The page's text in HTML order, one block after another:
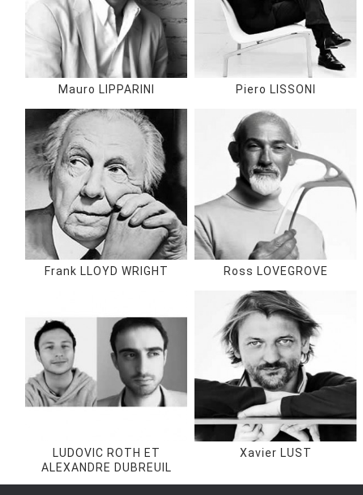
Mauro LIPPARINI Piero LISSONI
Frank LLOYD WRIGHT Ross LOVEGROVE
LUDOVIC ROTH ET
ALEXANDRE DUBREUIL
Xavier LUST